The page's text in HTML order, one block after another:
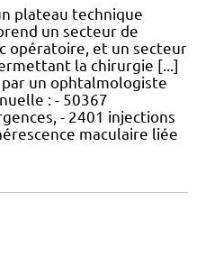
plateau technique
un secteur de
opératoire, et un secteur
la chirurgie [...]
un ophtalmologiste
: - 50367
- 2401 injections
maculaire liée